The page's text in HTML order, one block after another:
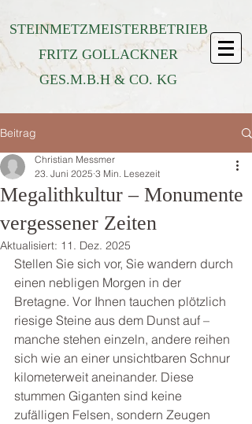
STEINMETZMEISTERBETRIEB
FRITZ GOLLACKNER
GES.M.B.H & CO. KG
Beitrag
Megalithkultur – Monumente
vergessener Zeiten
Christian Messmer
23. Juni 2025 3 Min. Lesezeit
Aktualisiert: 11. Dez. 2025
Stellen Sie sich vor, Sie wandern durch
einen nebligen Morgen in der
Bretagne. Vor Ihnen tauchen plötzlich
riesige Steine aus dem Dunst auf –
manche stehen einzeln, andere reihen
sich wie an einer unsichtbaren Schnur
kilometerweit aneinander. Diese
stummen Giganten sind keine
zufälligen Felsen, sondern Zeugen